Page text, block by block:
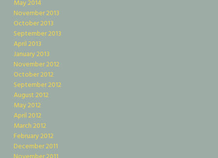
May 2014
November 2013
October 2013
September 2013
April 2013
January 2013
November 2012
October 2012
September 2012
August 2012
May 2012
April 2012
March 2012
February 2012
December 2011